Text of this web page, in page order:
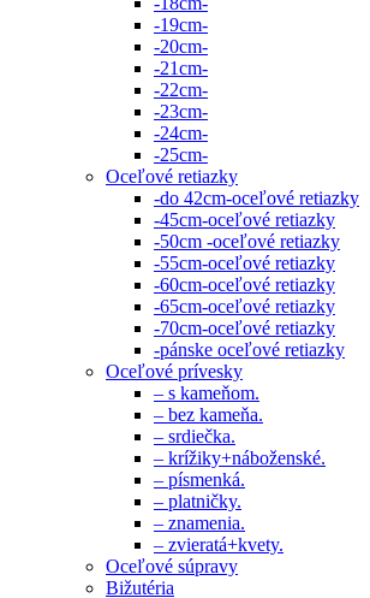
-19cm-
-20cm-
-21cm-
-22cm-
-23cm-
-24cm-
-25cm-
Oceľové retiazky
-do 42cm-oceľové retiazky
-45cm-oceľové retiazky
-50cm -oceľové retiazky
-55cm-oceľové retiazky
-60cm-oceľové retiazky
-65cm-oceľové retiazky
-70cm-oceľové retiazky
-pánske oceľové retiazky
Oceľové prívesky
– s kameňom.
– bez kameňa.
– srdiečka.
– krížiky+náboženské.
– písmenká.
– platničky.
– znamenia.
– zvieratá+kvety.
Oceľové súpravy
Bižutéria